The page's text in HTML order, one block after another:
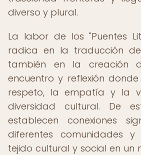
diverso y plural.
La labor de los "Puentes
radica en la traducción
también en la creación
encuentro y reflexión
respeto, la empatía y la
diversidad cultural. De
establecen conexiones
diferentes comunidades
tejido cultural y social en un